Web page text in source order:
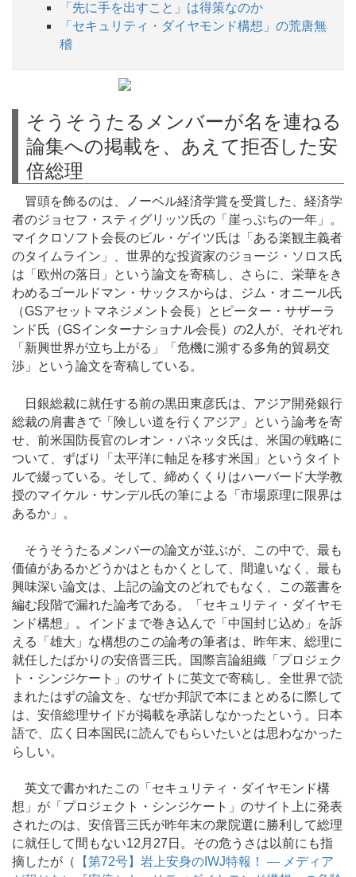
「先に手を出すこと」は得策なのか
「セキュリティ・ダイヤモンド構想」の荒唐無
稽
そうそうたるメンバーが名を連ねる
論集への掲載を、あえて拒否した安
倍総理
冒頭を飾るのは、ノーベル経済学賞を受賞した、経済学
者のジョセフ・スティグリッツ氏の「崖っぷちの一年」。
マイクロソフト会長のビル・ゲイツ氏は「ある楽観主義者
のタイムライン」、世界的な投資家のジョージ・ソロス氏
は「欧州の落日」という論文を寄稿し、さらに、栄華をき
わめるゴールドマン・サックスからは、ジム・オニール氏
（GSアセットマネジメント会長）とピーター・サザーラ
ンド氏（GSインターナショナル会長）の2人が、それぞれ
「新興世界が立ち上がる」「危機に瀕する多角的貿易交
渉」という論文を寄稿している。
日銀総裁に就任する前の黒田東彦氏は、アジア開発銀行
総裁の肩書きで「険しい道を行くアジア」という論考を寄
せ、前米国防長官のレオン・パネッタ氏は、米国の戦略に
ついて、ずばり「太平洋に軸足を移す米国」というタイト
ルで綴っている。そして、締めくくりはハーバード大学教
授のマイケル・サンデル氏の筆による「市場原理に限界は
あるか」。
そうそうたるメンバーの論文が並ぶが、この中で、最も
価値があるかどうかはともかくとして、間違いなく、最も
興味深い論文は、上記の論文のどれでもなく、この叢書を
編む段階で漏れた論考である。「セキュリティ・ダイヤモ
ンド構想」。インドまで巻き込んで「中国封じ込め」を訴
える「雄大」な構想のこの論考の筆者は、昨年末、総理に
就任したばかりの安倍晋三氏。国際言論組織「プロジェク
ト・シンジケート」のサイトに英文で寄稿し、全世界で読
まれたはずの論文を、なぜか邦訳で本にまとめるに際して
は、安倍総理サイドが掲載を承諾しなかったという。日本
語で、広く日本国民に読んでもらいたいとは思わなかった
らしい。
英文で書かれたこの「セキュリティ・ダイヤモンド構
想」が「プロジェクト・シンジケート」のサイト上に発表
されたのは、安倍晋三氏が昨年末の衆院選に勝利して総理
に就任して間もない12月27日。その危うさは以前にも指
摘したが（
【第72号】岩上安身のIWJ特報！ ― メディア